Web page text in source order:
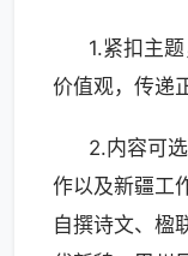
1.紧扣主题
价值观，传递
2.内容可选
作以及新疆工
自撰诗文、楹